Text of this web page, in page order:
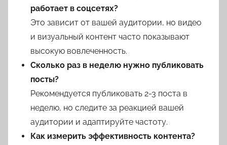
работает в соцсетях?
Это зависит от вашей аудитории, но видео
и визуальный контент часто показывают
высокую вовлеченность.
Сколько раз в неделю нужно публиковать
посты?
Рекомендуется публиковать 2-3 поста в
неделю, но следите за реакцией вашей
аудитории и адаптируйте частоту.
Как измерить эффективность контента?